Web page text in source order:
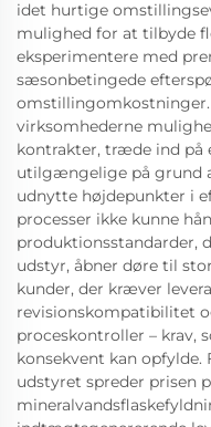
idet hurtige
mulighed for at tilbyde
eksperimentere med
sæsonbetingede
virksomhederne
kontrakter, træde ind på
utilgængelige på grund
udnytte højdepunkter i
processer ikke kunne
produktionsstandarder,
udstyr, åbner døre til
kunder, der kræver
revisionskompatibilitet
proceskontroller – krav,
konsekvent kan
udstyret spreder prisen